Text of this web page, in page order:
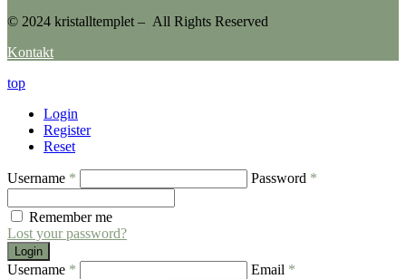
© 2024 kristalltemplet – All Rights Reserved
Kontakt
top
Login
Register
Reset
Username * Password *
Remember me
Lost your password?
Login
Username * Email *